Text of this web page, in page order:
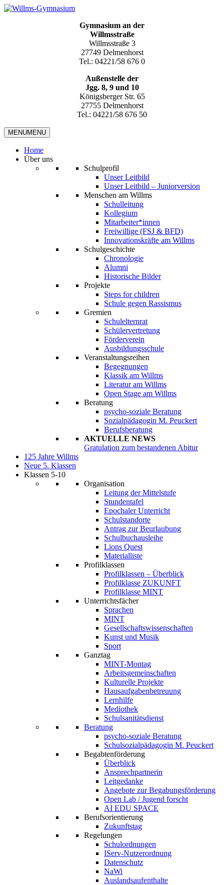
Gymnasium an der
Willmsstraße
Willmsstraße 3
27749 Delmenhorst
Tel.: 04221/58 676 0
Außenstelle der
Jgg. 8, 9 und 10
Königsberger Str. 65
27755 Delmenhorst
Tel.: 04221/58 676 50
MENUMENU
Home
Über uns
Schulprofil
Unser Leitbild
Unser Leitbild – Juniorversion
Menschen am Willms
Schulleitung
Kollegium
Mitarbeiter*innen
Freiwillige (FSJ & BFD)
Innovationskräfte am Willms
Schulgeschichte
Chronologie
Alumni
Historische Bilder
Projekte
Steps for children
Schule gegen Rassismus
Gremien
Schulelternrat
Schülervertretung
Förderverein
Ausbildungsschule
Veranstaltungsreihen
Begegnungen
Klassik am Willms
Literatur am Willms
Open Stage am Willms
Beratung
psycho-soziale Beratung
Sozialpädagogin M. Peuckert
Berufsberatung
AKTUELLE NEWS
Gratulation zum bestandenen Abitur
125 Jahre Willms
Neue 5. Klassen
Klassen 5-10
Organisation
Leitung der Mittelstufe
Stundentafel
Epochaler Unterricht
Schulstandorte
Antrag zur Beurlaubung
Schulbuchausleihe
Lions Quest
Materialliste
Profilklassen
Profilklassen – Überblick
Profilklasse ZUKUNFT
Profilklasse MINT
Unterrichtsfächer
Sprachen
MINT
Gesellschaftswissenschaften
Kunst und Musik
Sport
Ganztag
MINT-Montag
Arbeitsgemeinschaften
Kulturelle Projekte
Hausaufgabenbetreuung
Lernhilfe
Mediothek
Schulsanitätsdienst
Beratung
psycho-soziale Beratung
Schulsozialpädagogin M. Peuckert
Begabtenförderung
Überblick
Ansprechpartnerin
Leitgedanke
Angebote zur Begabungsförderung
Open Lab / Jugend forscht
AI EDU SPACE
Berufsorientierung
Zukunftstag
Regelungen
Schulordnungen
IServ-Nutzerordnung
Datenschutz
NaWi
Auslandsaufenthalte